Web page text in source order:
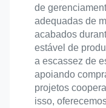
de
adequadas de
acabados
estável de
a escassez de
apoiando
projetos
isso,